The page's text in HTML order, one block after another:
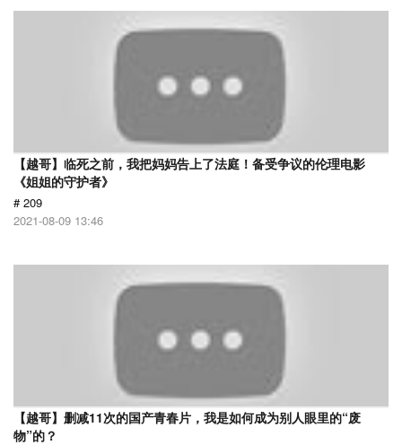
【越哥】临死之前，我把妈妈告上了法庭！备受争议的伦理电影
《姐姐的守护者》
# 209
2021-08-09 13:46
【越哥】删减11次的国产青春片，我是如何成为别人眼里的“废
物”的？